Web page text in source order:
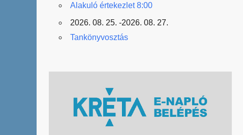
Alakuló értekezlet 8:00
2026. 08. 25. -2026. 08. 27.
Tankönyvosztás